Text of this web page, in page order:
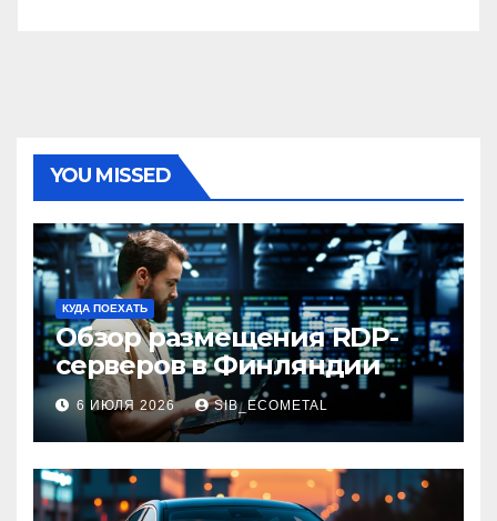
YOU MISSED
КУДА ПОЕХАТЬ
Обзор размещения RDP-
серверов в Финляндии
6 ИЮЛЯ 2026 SIB_ECOMETAL